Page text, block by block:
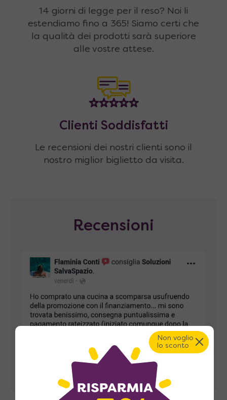
14 giorni di legge per il reso? Noi li
estendiamo fino a 365! Siamo certi che
la qualità dei prodotti sarà superiore
alle vostre attese.
Clienti Soddisfatti
Le recensioni dei nostri clienti sono il
nostro miglior biglietto da visita.
Recensioni
Non voglio
lo sconto